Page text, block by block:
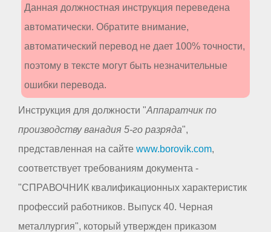
Данная должностная инструкция переведена
автоматически. Обратите внимание,
автоматический перевод не дает 100% точности,
поэтому в тексте могут быть незначительные
ошибки перевода.
Инструкция для должности "Аппаратчик по
производству ванадия 5-го разряда",
представленная на сайте www.borovik.com,
соответствует требованиям документа -
"СПРАВОЧНИК квалификационных характеристик
профессий работников. Выпуск 40. Черная
металлургия", который утвержден приказом